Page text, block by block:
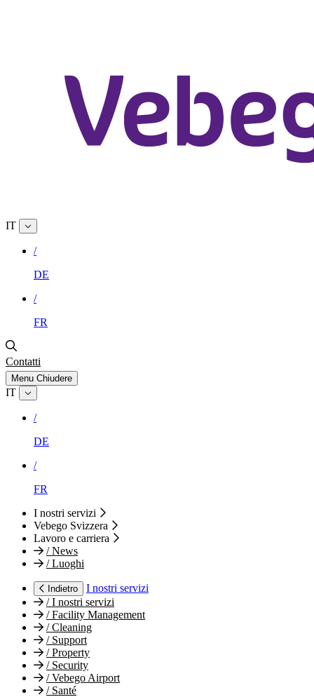
IT
/
DE
/
FR
Contatti
Menu Chiudere
IT
/
DE
/
FR
I nostri servizi
Vebego Svizzera
Lavoro e carriera
/News
/Luoghi
Indietro
I nostri servizi
/I nostri servizi
/Facility Management
/Cleaning
/Support
/Property
/Security
/Vebego Airport
/Santé